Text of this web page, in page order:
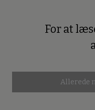
For at
Allerede